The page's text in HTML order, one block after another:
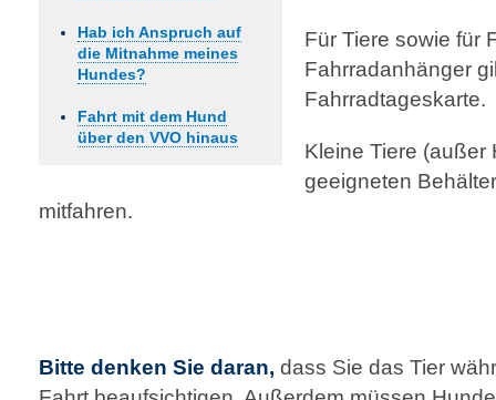
Hab ich Anspruch auf
die Mitnahme meines
Hundes?
Fahrt mit dem Hund
über den VVO hinaus
Für Tiere sowie für
Fahrradanhänger
Fahrradtageskarte.
Kleine Tiere (außer
geeigneten
mitfahren.
Bitte denken Sie daran, dass Sie das Tier